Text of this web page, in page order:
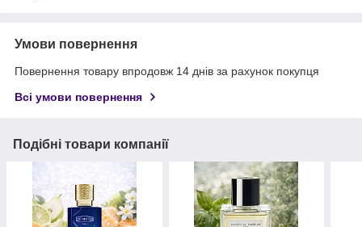
Умови повернення
Повернення товару впродовж 14 днів за рахунок покупця
Всі умови повернення
Подібні товари компанії